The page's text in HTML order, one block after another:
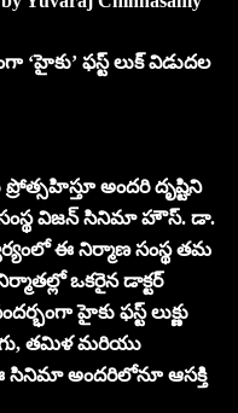
‘హైకు’ ఫస్ట్ లుక్ విడుదల
అందరి దృష్టిని
సంస్థ విజన్ సినిమా హౌస్. డా.
ఈ నిర్మాణ సంస్థ తమ
ఒక‌రైన డాక్ట‌ర్
హైకు ఫస్ట్ లుక్ణు
తమిళ మరియు
అంద‌రిలోనూ ఆస‌క్తి